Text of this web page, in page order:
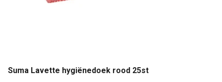
Suma Lavette hygiënedoek rood 25st